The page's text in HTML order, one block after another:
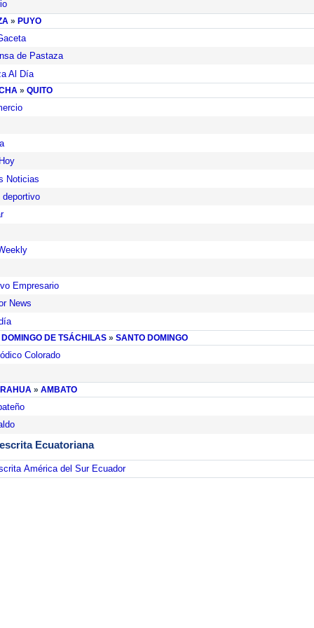
» PUYO
de Pastaza
Al Día
»QUITO
Noticias
deportivo
Empresario
News
DE TSÁCHILAS »SANTO DOMINGO
Colorado
»AMBATO
Ecuatoriana
América del Sur Ecuador